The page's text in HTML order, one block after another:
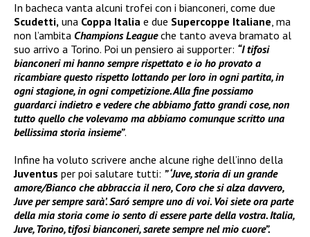
In bacheca vanta alcuni trofei con i bianconeri, come due
Scudetti, una Coppa Italia e due Supercoppe Italiane, ma
non l’ambita Champions Leagueche tanto aveva bramato al
suo arrivo a Torino. Poi un pensiero ai supporter: “I tifosi
bianconeri mi hanno sempre rispettato e io ho provato a
ricambiare questo rispetto lottando per loro in ogni partita, in
ogni stagione, in ogni competizione. Alla fine possiamo
guardarci indietro e vedere che abbiamo fatto grandi cose, non
tutto quello che volevamo ma abbiamo comunque scritto una
bellissima storia insieme”.
Infine ha voluto scrivere anche alcune righe dell’inno della
Juventus per poi salutare tutti: ” ‘Juve, storia di un grande
amore/Bianco che abbraccia il nero, Coro che si alza davvero,
Juve per sempre sarà’. Saró sempre uno di voi. Voi siete ora parte
della mia storia come io sento di essere parte della vostra. Italia,
Juve, Torino, tifosi bianconeri, sarete sempre nel mio cuore”.